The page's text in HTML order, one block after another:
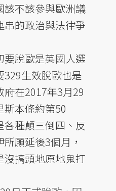
該不該參與歐洲議
串的政治與法律爭
要脫歐是英國人選
329生效脫歐也是
在2017年3月29
斯本條約第50
種顛三倒四、反
願延後3個月，
沒搞頭地原地鬼打